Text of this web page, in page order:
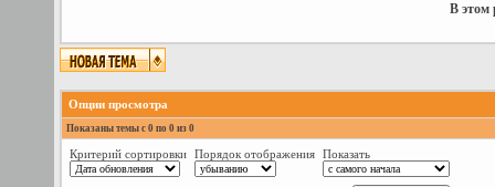
В этом
Опции просмотра
Показаны темы с 0 по 0 из 0
Критерий сортировки Порядок отображения Показать